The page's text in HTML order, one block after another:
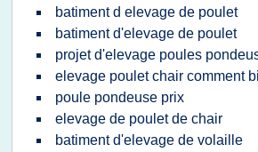
batiment d elevage de poulet
batiment d'elevage de poulet
projet d'elevage poules
elevage poulet chair comment
poule pondeuse prix
elevage de poulet de chair
batiment d'elevage de volaille